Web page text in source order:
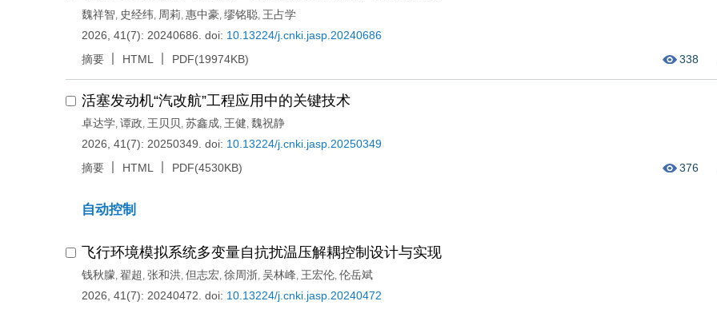
魏祥智, 史经纬, 周莉, 惠中豪, 缪铭聪, 王占学
2026, 41(7): 20240686. doi: 10.13224/j.cnki.jasp.20240686
摘要
HTML PDF(19974KB) 338
活塞发动机“汽改航”工程应用中的关键技术
卓达学, 谭政, 王贝贝 , 苏鑫成, 王健, 魏祝静
2026, 41(7): 20250349. doi: 10.13224/j.cnki.jasp.20250349
摘要
HTML PDF(4530KB) 376
自动控制
飞行环境模拟系统多变量自抗扰温压解耦控制设计与实现
钱秋朦, 翟超 , 张和洪, 但志宏, 徐周浙, 吴林峰, 王宏伦, 伦岳斌
2026, 41(7): 20240472. doi: 10.13224/j.cnki.jasp.20240472